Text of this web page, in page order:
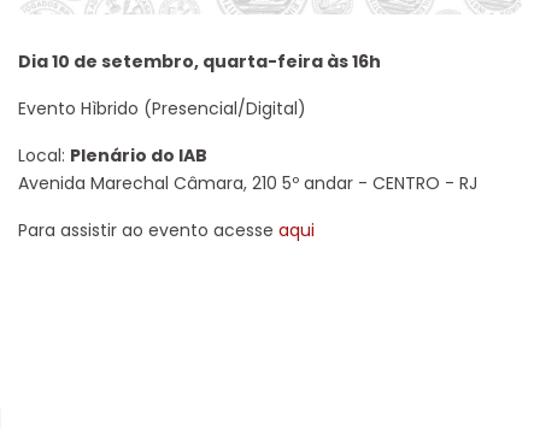
Dia 10 de setembro, quarta-feira às 16h
Evento Hìbrido (Presencial/Digital)
Local: Plenário do IAB
Avenida Marechal Câmara, 210 5º andar - CENTRO - RJ
Para assistir ao evento acesse aqui